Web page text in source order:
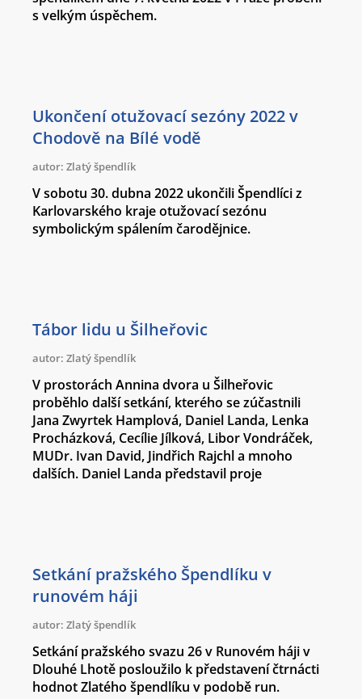
s velkým úspěchem.
Ukončení otužovací sezóny 2022 v
Chodově na Bílé vodě
autor: Zlatý špendlík
V sobotu 30. dubna 2022 ukončili Špendlíci z
Karlovarského kraje otužovací sezónu
symbolickým spálením čarodějnice.
Tábor lidu u Šilheřovic
autor: Zlatý špendlík
V prostorách Annina dvora u Šilheřovic
proběhlo další setkání, kterého se zúčastnili
Jana Zwyrtek Hamplová, Daniel Landa, Lenka
Procházková, Cecílie Jílková, Libor Vondráček,
MUDr. Ivan David, Jindřich Rajchl a mnoho
dalších. Daniel Landa představil proje
Setkání pražského Špendlíku v
runovém háji
autor: Zlatý špendlík
Setkání pražského svazu 26 v Runovém háji v
Dlouhé Lhotě posloužilo k představení čtrnácti
hodnot Zlatého špendlíku v podobě run.